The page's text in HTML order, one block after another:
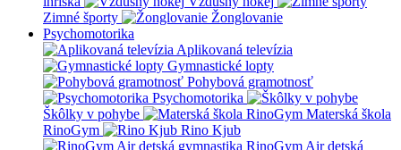
Zimné športy
Žonglovanie
Psychomotorika
Aplikovaná televízia
Gymnastické lopty
Pohybová gramotnosť
Psychomotorika
Škôlky v pohybe
Materská škola
RinoGym
Rino Kjub
RinoGym Air detská